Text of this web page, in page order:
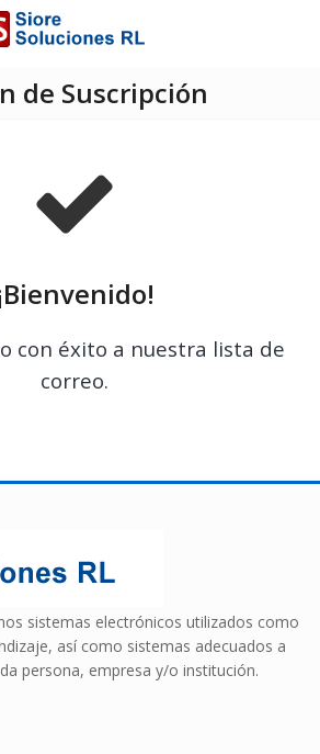
de Suscripción
con éxito a nuestra lista de
correo.
sistemas electrónicos utilizados como
así como sistemas adecuados a
persona, empresa y/o institución.